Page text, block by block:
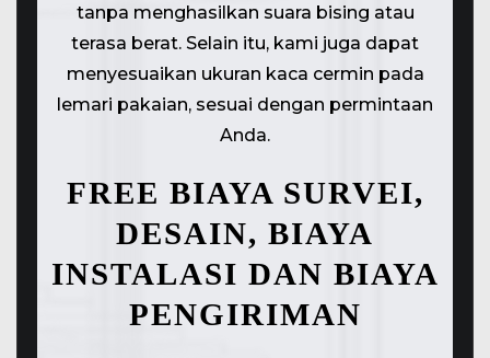
tanpa menghasilkan suara bising atau
terasa berat. Selain itu, kami juga dapat
menyesuaikan ukuran kaca cermin pada
lemari pakaian, sesuai dengan permintaan
Anda.
FREE BIAYA SURVEI,
DESAIN, BIAYA
INSTALASI DAN BIAYA
PENGIRIMAN